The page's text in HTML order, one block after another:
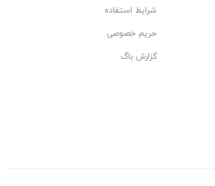
شرایط استفاده
حریم خصوصی
گزارش باگ